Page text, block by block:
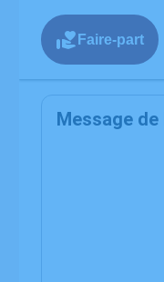
Faire-part
Message